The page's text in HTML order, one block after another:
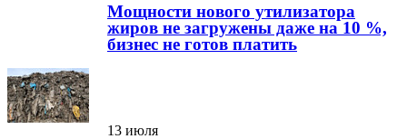
Мощности нового утилизатора
жиров не загружены даже на 10 %,
бизнес не готов платить
13 июля